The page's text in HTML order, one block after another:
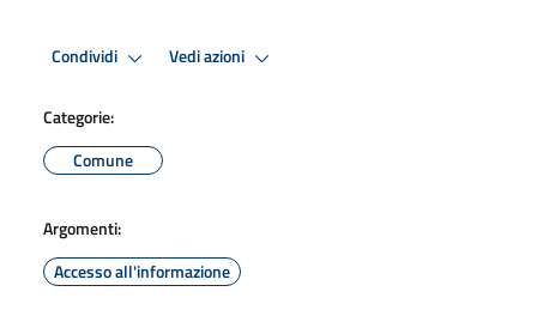
Condividi Vedi azioni
Categorie:
Comune
Argomenti:
Accesso all'informazione